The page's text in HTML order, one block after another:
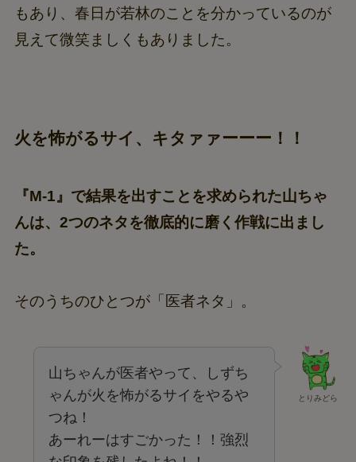
もあり、春日が若林のことを分かっているのが
見えて微笑ましくもありました。
火を怖がるサイ、キタァァーーー！！
『M-1』で結果を出すことを求められた山ちゃ
んは、2つのネタを徹底的に磨く作戦に出まし
た。
そのうちのひとつが「医者ネタ」。
とりみどら
山ちゃんが医者やって、しずち
ゃんが火を怖がるサイをやるや
つね！
あーれーはすごかった！！強烈